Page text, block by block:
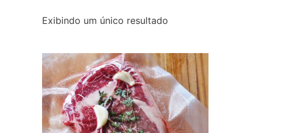
Exibindo um único resultado